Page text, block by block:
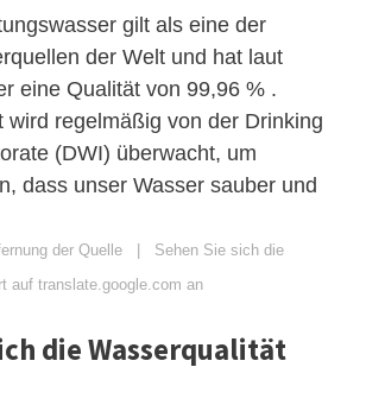
gilt als eine der
der Welt und hat laut
eine Qualität von 99,96 % .
wird regelmäßig von der Drinking
(DWI) überwacht, um
dass unser Wasser sauber und
der Quelle | Sehen Sie sich die
auf translate.google.com an
die Wasserqualität